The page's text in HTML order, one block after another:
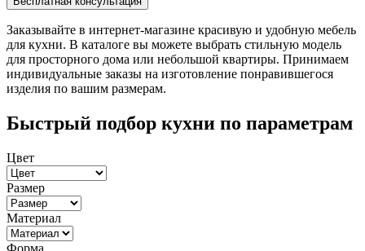
Заказывайте в интернет-магазине красивую и удобную мебель
для кухни. В каталоге вы можете выбрать стильную модель
для просторного дома или небольшой квартиры. Принимаем
индивидуальные заказы на изготовление понравившегося
изделия по вашим размерам.
Быстрый подбор кухни по параметрам
Цвет
Размер
Материал
Форма